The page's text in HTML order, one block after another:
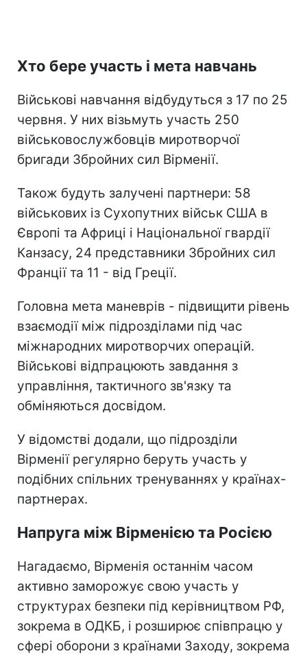
Хто бере участь і мета навчань
Військові навчання відбудуться з 17 по 25
червня. У них візьмуть участь 250
військовослужбовців миротворчої
бригади Збройних сил Вірменії.
Також будуть залучені партнери: 58
військових із Сухопутних військ США в
Європі та Африці і Національної гвардії
Канзасу, 24 представники Збройних сил
Франції та 11 - від Греції.
Головна мета маневрів - підвищити рівень
взаємодії між підрозділами під час
міжнародних миротворчих операцій.
Військові відпрацюють завдання з
управління, тактичного зв'язку та
обміняються досвідом.
У відомстві додали, що підрозділи
Вірменії регулярно беруть участь у
подібних спільних тренуваннях у країнах-
партнерах.
Напруга між Вірменією та Росією
Нагадаємо, Вірменія останнім часом
активно заморожує свою участь у
структурах безпеки під керівництвом РФ,
зокрема в ОДКБ, і розширює співпрацю у
сфері оборони з країнами Заходу, зокрема